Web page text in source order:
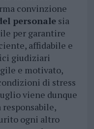
convinzione
personalesia
per garantire
affidabile e
giudiziari
e motivato,
di stress
viene dunque
ogni altro